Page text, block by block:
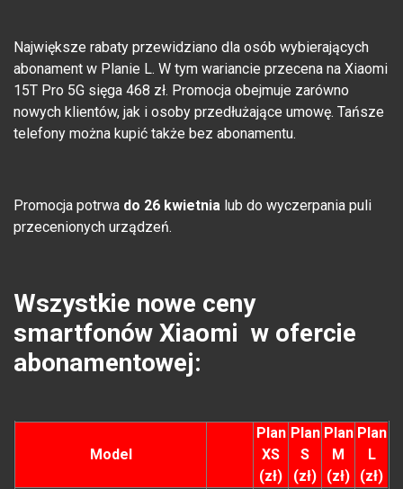
Największe rabaty przewidziano dla osób wybierających
abonament w Planie L. W tym wariancie przecena na Xiaomi
15T Pro 5G sięga 468 zł. Promocja obejmuje zarówno
nowych klientów, jak i osoby przedłużające umowę. Tańsze
telefony można kupić także bez abonamentu.
Promocja potrwa do 26 kwietnia lub do wyczerpania puli
przecenionych urządzeń.
Wszystkie nowe ceny
smartfonów Xiaomi w ofercie
abonamentowej:
Model
Plan
XS
(zł)
Plan
S
(zł)
Plan
M
(zł)
Plan
L
(zł)